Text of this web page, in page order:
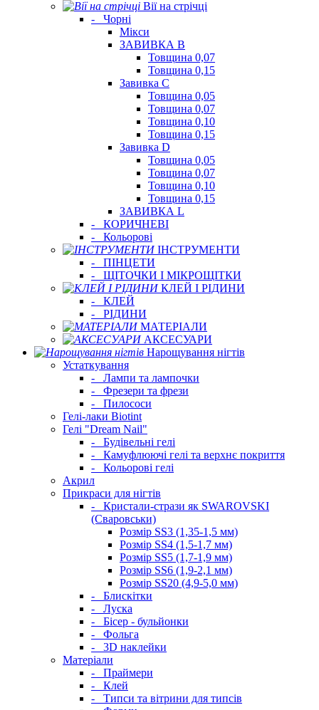
Вії на стрічці
-
Чорні
Мікси
ЗАВИВКА В
Товщина 0,07
Товщина 0,15
Завивка C
Товщина 0,05
Товщина 0,07
Товщина 0,10
Товщина 0,15
Завивка D
Товщина 0,05
Товщина 0,07
Товщина 0,10
Товщина 0,15
ЗАВИВКА L
-
КОРИЧНЕВІ
-
Кольорові
ІНСТРУМЕНТИ
-
ПІНЦЕТИ
-
ЩІТОЧКИ І МІКРОЩІТКИ
КЛЕЙ І РІДИНИ
-
КЛЕЙ
-
РІДИНИ
МАТЕРІАЛИ
АКСЕСУАРИ
Нарощування нігтів
Устаткування
-
Лампи та лампочки
-
Фрезери та фрези
-
Пилососи
Гелі-лаки Biotint
Гелі "Dream Nail"
-
Будівельні гелі
-
Камуфлюючі гелі та верхнє покриття
-
Кольорові гелі
Акрил
Прикраси для нігтів
-
Кристали-стрази як SWAROVSKI
(Сваровськи)
Розмір SS3 (1,35-1,5 мм)
Розмір SS4 (1,5-1,7 мм)
Розмір SS5 (1,7-1,9 мм)
Розмір SS6 (1,9-2,1 мм)
Розмір SS20 (4,9-5,0 мм)
-
Блискітки
-
Луска
-
Бісер - бульйонки
-
Фольга
-
3D наклейки
Матеріали
-
Праймери
-
Клей
-
Типси та вітрини для типсів